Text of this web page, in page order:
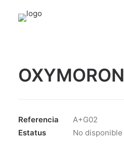
OXYMORON
Referencia
A+G02
Estatus
No disponible